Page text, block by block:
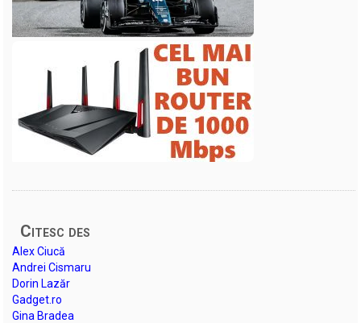
Citesc des
Alex Ciucă
Andrei Cismaru
Dorin Lazăr
Gadget.ro
Gina Bradea